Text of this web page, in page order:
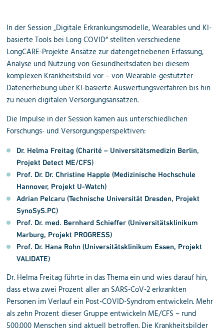
In der Session „Digitale Erkrankungsmodelle, Wearables und KI-
basierte Tools bei Long COVID“ stellten verschiedene
LongCARE-Projekte Ansätze zur datengetriebenen Erfassung,
Analyse und Nutzung von Gesundheitsdaten bei diesem
komplexen Krankheitsbild vor – von Wearable-gestützter
Datenerhebung über KI-basierte Auswertungsverfahren bis hin
zu neuen digitalen Versorgungsansätzen.
Die Impulse in der Session kamen aus unterschiedlichen
Forschungs- und Versorgungsperspektiven:
Dr. Helma Freitag (Charité – Universitätsmedizin Berlin,
Projekt Detect ME/CFS)
Prof. Dr. Dr. Christine Happle (Medizinische Hochschule
Hannover, Projekt U-Watch)
Adrian Pelcaru (Technische Universität Dresden, Projekt
SynoSyS.PC)
Prof. Dr. med. Bernhard Schieffer (Universitätsklinikum
Marburg, Projekt PROGRESS)
Prof. Dr. Hana Rohn (Universitätsklinikum Essen, Projekt
VALIDATE)
Dr. Helma Freitag führte in das Thema ein und wies darauf hin,
dass etwa zwei Prozent aller an SARS-CoV-2 erkrankten
Personen im Verlauf ein Post-COVID-Syndrom entwickeln. Mehr
als zehn Prozent dieser Gruppe entwickeln ME/CFS – rund
500.000 Menschen sind aktuell betroffen. Die Krankheitsbilder